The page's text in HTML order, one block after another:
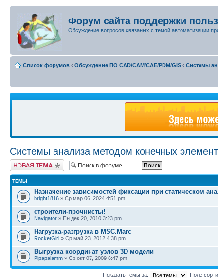
Форум сайта поддержки
Обсуждение вопросов связаных с темой автоматизации
Список форумов ‹ Обсуждение ПО CAD/CAM/CAE/PDM/GIS ‹ Системы
Системы анализа методом конечных
Новая тема
ТЕМЫ
Назначение зависимостей фиксации при статическом
bright1816 » Ср мар 06, 2024 4:51 pm
строители-прочнисты!
Navigator » Пн дек 20, 2010 3:23 pm
Нагрузка-разгрузка в MSC.Marc
RocketGirl » Ср май 23, 2012 4:38 pm
Выгрузка координат узлов 3D модели
Pipapalamm » Ср окт 07, 2009 6:47 pm
Показать темы за: Поле